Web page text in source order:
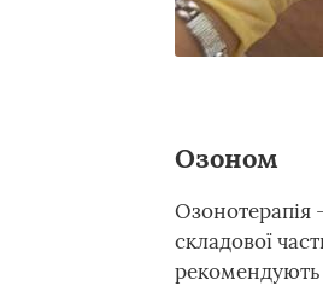
Озоном
Озонотерапія
складової
рекомендують